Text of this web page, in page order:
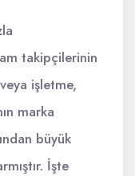
takipçilerinin
işletme,
marka
büyük
İşte